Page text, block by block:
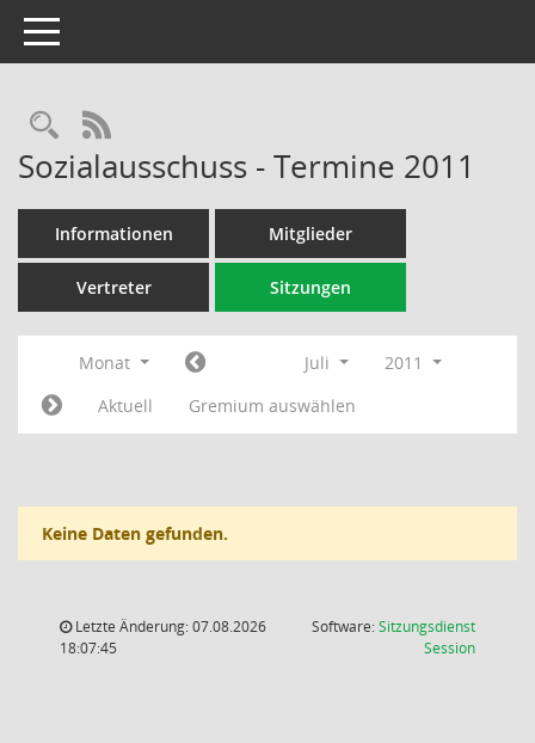
Toggle navigation
Rechercheauswahl
RSS-Feed
Sozialausschuss - Termine 2011
Informationen Mitglieder
Vertreter Sitzungen
Monat Juli
2011
Aktuell
Gremium auswählen
Keine Daten gefunden.
Letzte Änderung: 07.08.2026
18:07:45
Software:Sitzungsdienst
Session(Wird in